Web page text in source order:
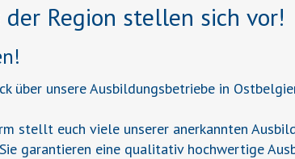
Region stellen sich vor!
über unsere Ausbildungsbetriebe in
stellt euch viele unserer anerkannten
garantieren eine qualitativ hochwertige